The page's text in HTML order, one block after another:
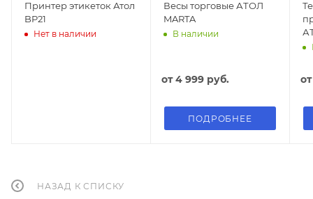
Принтер этикеток Атол
BP21
Нет в наличии
Весы торговые АТОЛ
MARTA
В наличии
от4 999 руб.
ПОДРОБНЕЕ
НАЗАД К СПИСКУ